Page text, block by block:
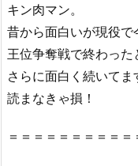
キン肉マン。
昔から面白いが現役で
王位争奪戦で終わった
さらに面白く続いてま
読まなきゃ損！
＝＝＝＝＝＝＝＝＝